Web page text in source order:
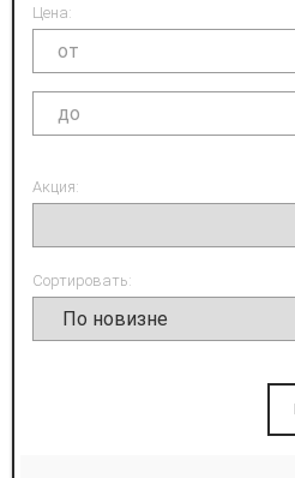
Цена:
Акция:
Сортировать: